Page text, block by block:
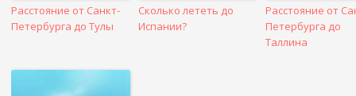
Расстояние от Санкт-
Петербурга до Тулы
Сколько лететь до
Испании?
Расстояние от
Петербурга до
Таллина